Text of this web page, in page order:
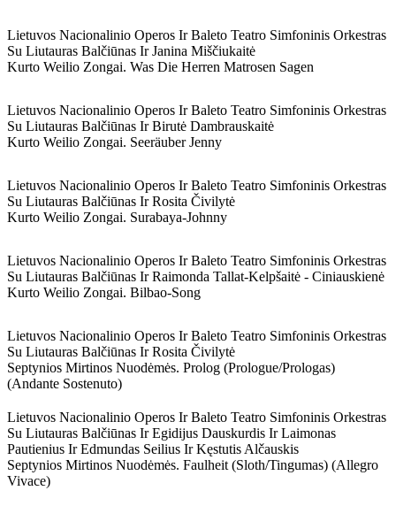
Lietuvos Nacionalinio Operos Ir Baleto Teatro Simfoninis Orkestras
Su Liutauras Balčiūnas Ir Janina Miščiukaitė
Kurto Weilio Zongai. Was Die Herren Matrosen Sagen
Lietuvos Nacionalinio Operos Ir Baleto Teatro Simfoninis Orkestras
Su Liutauras Balčiūnas Ir Birutė Dambrauskaitė
Kurto Weilio Zongai. Seeräuber Jenny
Lietuvos Nacionalinio Operos Ir Baleto Teatro Simfoninis Orkestras
Su Liutauras Balčiūnas Ir Rosita Čivilytė
Kurto Weilio Zongai. Surabaya-Johnny
Lietuvos Nacionalinio Operos Ir Baleto Teatro Simfoninis Orkestras
Su Liutauras Balčiūnas Ir Raimonda Tallat-Kelpšaitė - Ciniauskienė
Kurto Weilio Zongai. Bilbao-Song
Lietuvos Nacionalinio Operos Ir Baleto Teatro Simfoninis Orkestras
Su Liutauras Balčiūnas Ir Rosita Čivilytė
Septynios Mirtinos Nuodėmės. Prolog (prologue/prologas)
(andante Sostenuto)
Lietuvos Nacionalinio Operos Ir Baleto Teatro Simfoninis Orkestras
Su Liutauras Balčiūnas Ir Egidijus Dauskurdis Ir Laimonas
Pautienius Ir Edmundas Seilius Ir Kęstutis Alčauskis
Septynios Mirtinos Nuodėmės. Faulheit (sloth/tingumas) (allegro
Vivace)